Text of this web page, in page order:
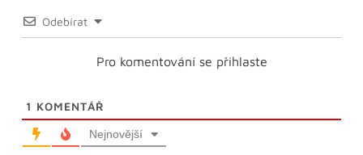
Odebírat
Pro komentování se přihlaste
1 KOMENTÁŘ
Nejnovější